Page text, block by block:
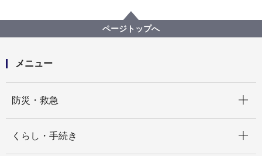
障害者差別解消法への対応
知的障害
（障害者差別事例19）知的障害 学校等
ページトップへ
メニュー
防災・救急
くらし・手続き